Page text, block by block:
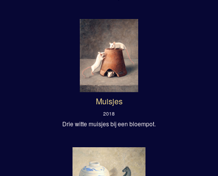
Muisjes
2018
Drie witte muisjes bij een bloempot.